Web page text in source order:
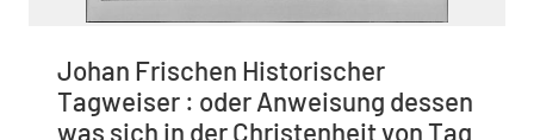
Johan Frischen Historischer
Tagweiser : oder Anweisung dessen
was sich in der Christenheit von Tag